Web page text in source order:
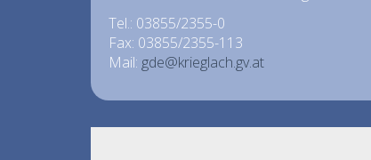
Tel.: 03855/2355-0
Fax: 03855/2355-113
Mail: gde@krieglach.gv.at